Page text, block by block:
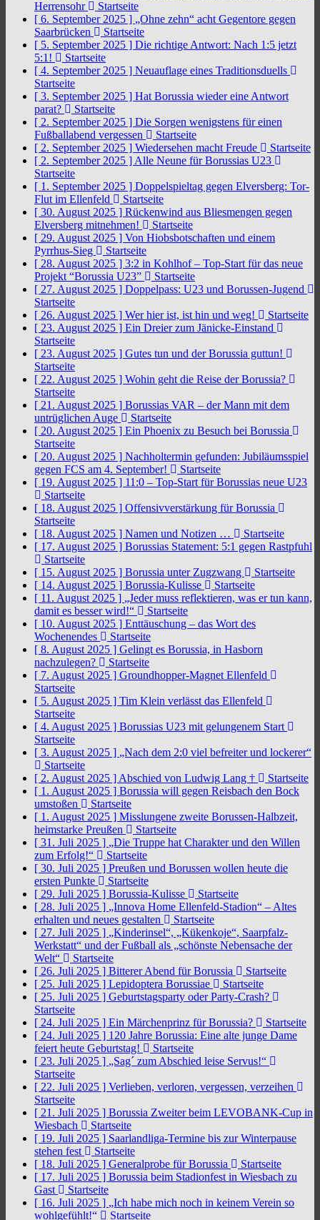
Herrensohr
Startseite
[ 6. September 2025 ] „Ohne zehn“ acht Gegentore gegen
Saarbrücken
Startseite
[ 5. September 2025 ] Die richtige Antwort: Nach 1:5 jetzt
5:1!
Startseite
[ 4. September 2025 ] Neuauflage eines Traditionsduells
Startseite
[ 3. September 2025 ] Hat Borussia wieder eine Antwort
parat?
Startseite
[ 2. September 2025 ] Die Sorgen wenigstens für einen
Fußballabend vergessen
Startseite
[ 2. September 2025 ] Wiedersehen macht Freude
Startseite
[ 2. September 2025 ] Alle Neune für Borussias U23
Startseite
[ 1. September 2025 ] Doppelspieltag gegen Elversberg: Tor-
Flut im Ellenfeld
Startseite
[ 30. August 2025 ] Rückenwind aus Bliesmengen gegen
Elversberg mitnehmen!
Startseite
[ 29. August 2025 ] Von Hiobsbotschaften und einem
Pyrrhus-Sieg
Startseite
[ 28. August 2025 ] 3:2 in Kohlhof – Top-Start für das neue
Projekt “Borussia U23”
Startseite
[ 27. August 2025 ] Doppelpass: U23 und Borussen-Jugend
Startseite
[ 26. August 2025 ] Wer hier ist, ist hin und weg!
Startseite
[ 23. August 2025 ] Ein Dreier zum Jänicke-Einstand
Startseite
[ 23. August 2025 ] Gutes tun und der Borussia guttun!
Startseite
[ 22. August 2025 ] Wohin geht die Reise der Borussia?
Startseite
[ 21. August 2025 ] Borussias VAR – der Mann mit dem
untrüglichen Auge
Startseite
[ 20. August 2025 ] Ein Phoenix zu Besuch bei Borussia
Startseite
[ 20. August 2025 ] Nachholtermin gefunden: Jubiläumsspiel
gegen FCS am 4. September!
Startseite
[ 19. August 2025 ] 11:0 – Top-Start für Borussias neue U23
Startseite
[ 18. August 2025 ] Offensivverstärkung für Borussia
Startseite
[ 18. August 2025 ] Namen und Notizen …
Startseite
[ 17. August 2025 ] Borussias Statement: 5:1 gegen Rastpfuhl
Startseite
[ 15. August 2025 ] Borussia unter Zugzwang
Startseite
[ 14. August 2025 ] Borussia-Kulisse
Startseite
[ 11. August 2025 ] „Jeder muss reflektieren, was er tun kann,
damit es besser wird!“
Startseite
[ 10. August 2025 ] Enttäuschung – das Wort des
Wochenendes
Startseite
[ 8. August 2025 ] Gelingt es Borussia, in Hasborn
nachzulegen?
Startseite
[ 7. August 2025 ] Groundhopper-Magnet Ellenfeld
Startseite
[ 5. August 2025 ] Tim Klein verlässt das Ellenfeld
Startseite
[ 4. August 2025 ] Borussias U23 mit gelungenem Start
Startseite
[ 3. August 2025 ] „Nach dem 2:0 viel befreiter und lockerer“
Startseite
[ 2. August 2025 ] Abschied von Ludwig Lang †
Startseite
[ 1. August 2025 ] Borussia will gegen Reisbach den Bock
umstoßen
Startseite
[ 1. August 2025 ] Misslungene zweite Borussen-Halbzeit,
heimstarke Preußen
Startseite
[ 31. Juli 2025 ] „Die Truppe hat Charakter und den Willen
zum Erfolg!“
Startseite
[ 30. Juli 2025 ] Preußen und Borussen wollen heute die
ersten Punkte
Startseite
[ 29. Juli 2025 ] Borussia-Kulisse
Startseite
[ 28. Juli 2025 ] „Innova Home Ellenfeld-Stadion“ – Altes
erhalten und neues gestalten
Startseite
[ 27. Juli 2025 ] „Kinderinsel“, „Kükenkoje“, Saarpfalz-
Werkstatt“ und der Fußball als „schönste Nebensache der
Welt“
Startseite
[ 26. Juli 2025 ] Bitterer Abend für Borussia
Startseite
[ 25. Juli 2025 ] Lepidoptera Borussiae
Startseite
[ 25. Juli 2025 ] Geburtstagsparty oder Party-Crash?
Startseite
[ 24. Juli 2025 ] Ein Märchenprinz für Borussia?
Startseite
[ 24. Juli 2025 ] 120 Jahre Borussia: Eine alte junge Dame
feiert heute Geburtstag!
Startseite
[ 23. Juli 2025 ] „Sag´ zum Abschied leise Servus!“
Startseite
[ 22. Juli 2025 ] Verlieben, verloren, vergessen, verzeihen
Startseite
[ 21. Juli 2025 ] Borussia Zweiter beim LEVOBANK-Cup in
Wiesbach
Startseite
[ 19. Juli 2025 ] Saarlandliga-Termine bis zur Winterpause
stehen fest
Startseite
[ 18. Juli 2025 ] Generalprobe für Borussia
Startseite
[ 17. Juli 2025 ] Borussia beim Stadionfest in Wiesbach zu
Gast
Startseite
[ 16. Juli 2025 ] „Ich habe mich noch in keinem Verein so
wohlgefühlt!“
Startseite